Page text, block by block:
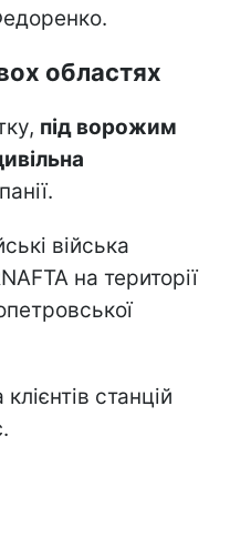
областях
під ворожим
війська
на території
станцій